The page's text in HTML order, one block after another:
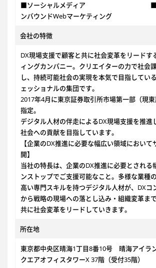
■ソーシャルメディア ■グロ
ンバウンドWebマーケティング
会社の特徴
DX現場支援で顧客と共に社会変革をリードす
ィングカンパニー。クリエイターの力で社会
し、持続可能社会の実現を本気で目指してい
ェッショナルの集団です。
2017年4月に東京証券取引所市場第一部（現
指定。
デジタル人材の伴走によるDX現場支援を推進
社会への貢献を目指しています。
【企業のDX推進に必要な幅広い領域において
開】
当社の特長は、企業のDX推進に必要とされる
ンストップでご支援可能なこと。多様な業種
高い専門スキルを持つデジタル人材が、DXコ
から戦略の現場への落とし込み・組織変革ま
共に社会変革をリードしていきます。
所在地
東京都中央区晴海1丁目8番10号 晴海アイラ
クエアオフィスタワーX 37階（受付35階）